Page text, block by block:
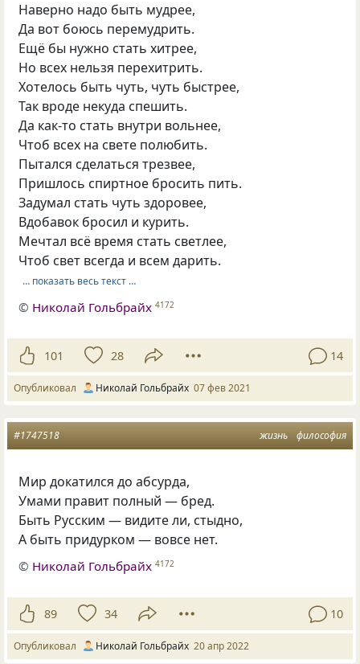
Наверно надо быть мудрее,
Да вот боюсь перемудрить.
Ещё бы нужно стать хитрее,
Но всех нельзя перехитрить.
Хотелось быть чуть, чуть быстрее,
Так вроде некуда спешить.
Да как-то стать внутри вольнее,
Чтоб всех на свете полюбить.
Пытался сделаться трезвее,
Пришлось спиртное бросить пить.
Задумал стать чуть здоровее,
Вдобавок бросил и курить.
Мечтал всё время стать светлее,
Чтоб свет всегда и всем дарить.
… показать весь текст …
© Николай Гольбрайх 4172
101 28 14
Опубликовал Николай Гольбрайх 07 фев 2021
жизнь философия
#1747518
Мир докатился до абсурда,
Умами правит полный — бред.
Быть Русским — видите ли, стыдно,
А быть придурком — вовсе нет.
© Николай Гольбрайх 4172
89 34 10
Опубликовал Николай Гольбрайх 20 апр 2022